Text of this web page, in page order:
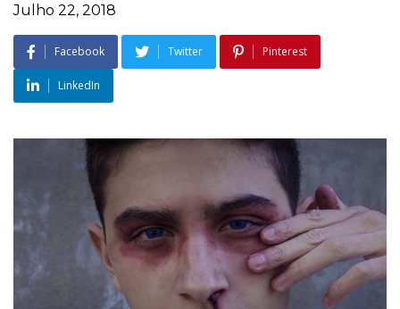
Julho 22, 2018
Facebook Twitter Pinterest
LinkedIn